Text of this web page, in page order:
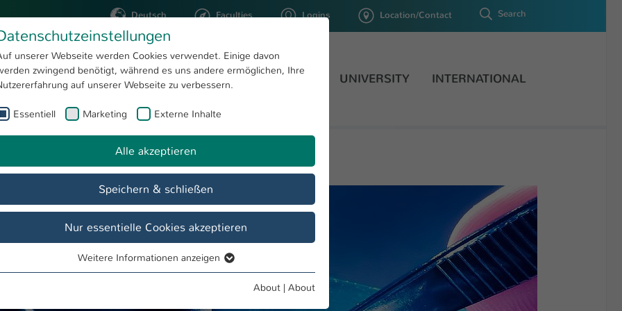
Deutsch Faculties Logins Location/Contact Search
STUDYING RESEARCH UNIVERSITY INTERNATIONAL
Research
Applied Science Kaiserslautern - Topic Research
unserer Webseite werden Cookies verwendet. Einige davon
zwingend benötigt, während es uns andere ermöglichen, Ihre
auf unserer Webseite zu verbessern.
Essentiell Marketing Externe Inhalte
Alle akzeptieren
Speichern & schließen
Nur essentielle Cookies akzeptieren
Essentielle Cookies werden für grundlegende Funktionen der
Weitere Informationen anzeigen
About | About